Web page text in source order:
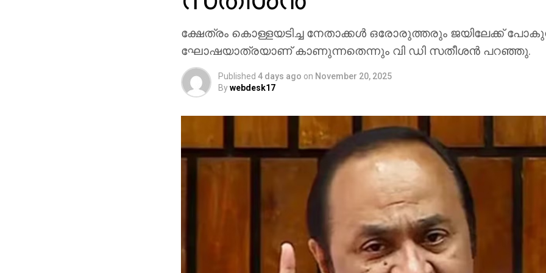
ക്ഷേത്രം കൊള്ളയടിച്ച നേതാക്കള്‍ ഒരോരുത്തരും ജയിലേക്ക്
ഘോഷയാത്രയാണ് കാണുന്നതെന്നും വി ഡി സതീശന്‍ പറഞ്ഞു.
Published 4 days ago on November 20, 2025
Bywebdesk17